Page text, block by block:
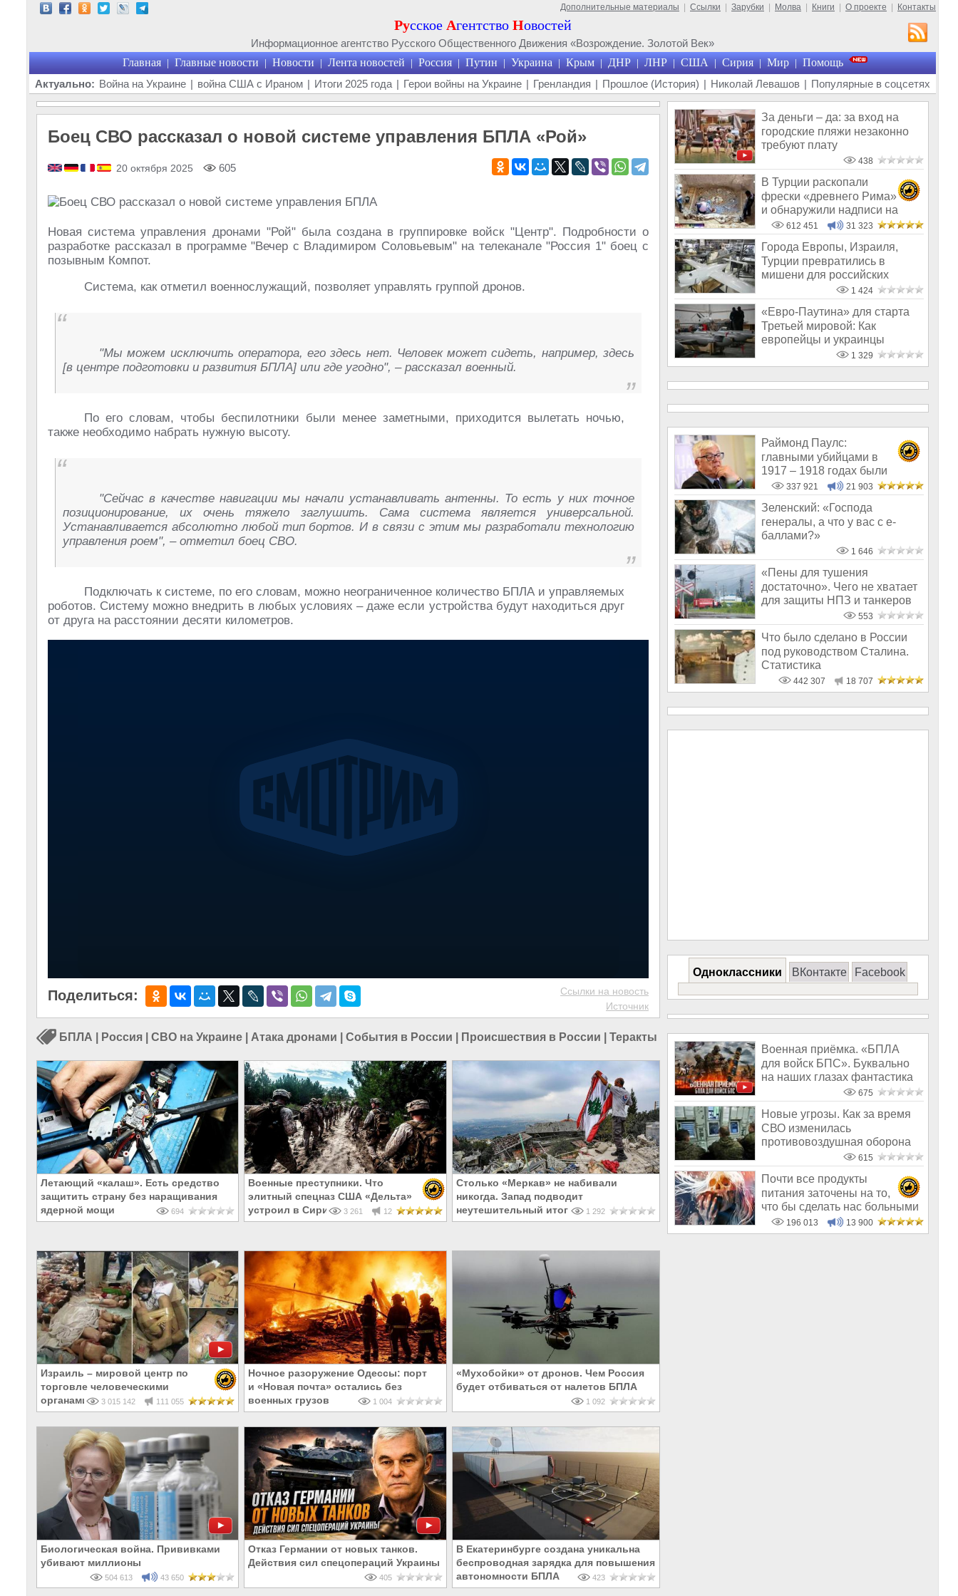
Дополнительные материалы Ссылки Зарубки Молва Книги О проекте Контакты
Русское Агентство Новостей
Информационное агентство Русского Общественного Движения «Возрождение. Золотой Век»
Главная | Главные новости | Новости | Лента новостей | Россия | Путин | Украина | Крым | ДНР | ЛНР | США | Сирия | Мир | Помощь
Актуально: Война на Украине | война США с Ираном | Итоги 2025 года | Герои войны на Украине | Гренландия | Прошлое (История) | Николай Левашов | Популярные в соцсетях
Боец СВО рассказал о новой системе управления БПЛА «Рой»
20 октября 2025 605
Новая система управления дронами "Рой" была создана в группировке войск "Центр". Подробности о
разработке рассказал в программе "Вечер с Владимиром Соловьевым" на телеканале "Россия 1" боец с
позывным Компот.
Система, как отметил военнослужащий, позволяет управлять группой дронов.
"Мы можем исключить оператора, его здесь нет. Человек может сидеть, например, здесь
[в центре подготовки и развития БПЛА] или где угодно", – рассказал военный.
По его словам, чтобы беспилотники были менее заметными, приходится вылетать ночью,
также необходимо набрать нужную высоту.
"Сейчас в качестве навигации мы начали устанавливать антенны. То есть у них точное
позиционирование, их очень тяжело заглушить. Сама система является универсальной.
Устанавливается абсолютно любой тип бортов. И в связи с этим мы разработали технологию
управления роем", – отметил боец СВО.
Подключать к системе, по его словам, можно неограниченное количество БПЛА и управляемых
роботов. Систему можно внедрить в любых условиях – даже если устройства будут находиться друг
от друга на расстоянии десяти километров.
Поделиться:
Ссылки на новость
Источник
БПЛА Россия СВО на Украине Атака дронами События в России Происшествия в России Теракты в России
Летающий «калаш». Есть средство
защитить страну без наращивания
ядерной мощи
694
Военные преступники. Что
элитный спецназ США «Дельта»
устроил в Сирии
3 261 12
Столько «Меркав» не набивали
никогда. Запад подводит
неутешительный итог захода в Ливан
1 292
Израиль – мировой центр по
торговле человеческими
органами
3 015 142 111 055
Ночное разоружение Одессы: порт
и «Новая почта» остались без
военных грузов
1 004
«Мухобойки» от дронов. Чем Россия
будет отбиваться от налетов БПЛА
1 092
Биологическая война. Прививками
убивают миллионы
504 613 43 650
Отказ Германии от новых танков.
Действия сил спецопераций Украины
405
В Екатеринбурге создана уникальна
беспроводная зарядка для повышения
автономности БПЛА
423
За деньги – да: за вход на
городские пляжи незаконно
требуют плату
438
В Турции раскопали
фрески «древнего Рима»
и обнаружили надписи на
Русском!
612 451 31 323
Города Европы, Израиля,
Турции превратились в
мишени для российских
1 424
«Евро-Паутина» для старта
Третьей мировой: Как
европейцы и украинцы
готовятся обезо 1 329
Раймонд Паулс:
главными убийцами в
1917 – 1918 годах были
латыши и евреи, а не русс
337 921 21 903
Зеленский: «Господа
генералы, а что у вас с е-
баллами?»
1 646
«Пены для тушения
достаточно». Чего не хватает
для защиты НПЗ и танкеров
553
Что было сделано в России
под руководством Сталина.
Статистика
442 307 18 707
Одноклассники ВКонтакте Facebook
Военная приёмка. «БПЛА
для войск БПС». Буквально
на наших глазах фантастика
675
Новые угрозы. Как за время
СВО изменилась
противовоздушная оборона
615
Почти все продукты
питания заточены на то,
что бы сделать нас больными
и бесплодным
196 013 13 900